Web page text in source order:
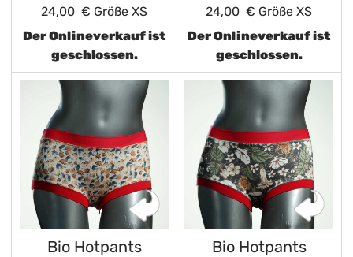
24,00 € Größe XS
Der Onlineverkauf ist
geschlossen.
24,00 € Größe XS
Der Onlineverkauf ist
geschlossen.
Bio Hotpants Bio Hotpants